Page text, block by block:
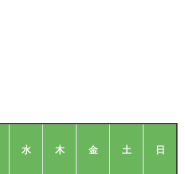
水 木 金 土 日